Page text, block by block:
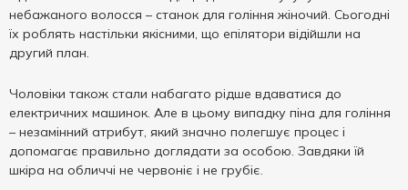
небажаного волосся – станок для гоління жіночий. Сьогодні
їх роблять настільки якісними, що епілятори відійшли на
другий план.
Чоловіки також стали набагато рідше вдаватися до
електричних машинок. Але в цьому випадку піна для гоління
– незамінний атрибут, який значно полегшує процес і
допомагає правильно доглядати за особою. Завдяки їй
шкіра на обличчі не червоніє і не грубіє.